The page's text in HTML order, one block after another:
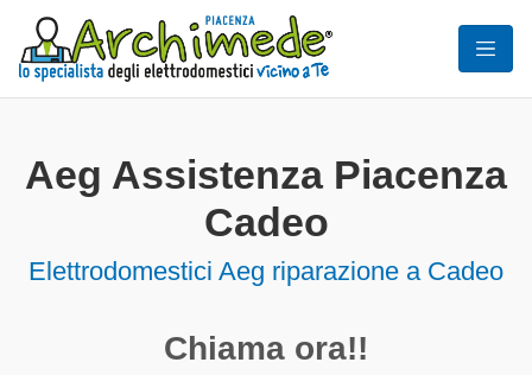
Aeg Assistenza Piacenza
Cadeo
Elettrodomestici Aeg riparazione a Cadeo
Chiama ora!!